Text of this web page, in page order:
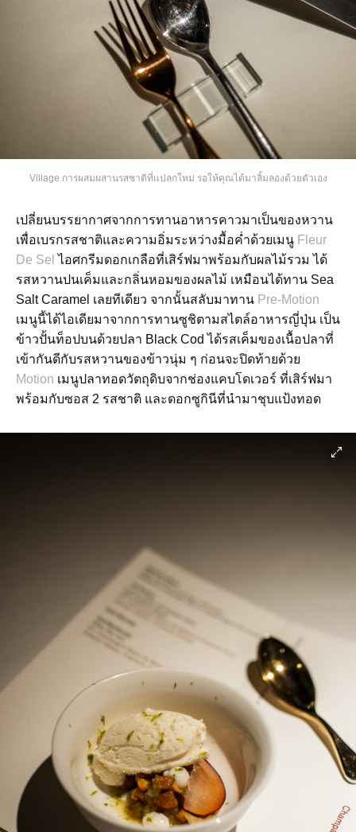
Village การผสมผสานรสชาติที่แปลกใหม่ รอให้คุณได้มาลิ้มลองด้วยตัวเอง
เปลี่ยนบรรยากาศจากการทานอาหารคาวมาเป็นของหวาน
เพื่อเบรกรสชาติและความอิ่มระหว่างมื้อค่ำด้วยเมนู Fleur
De Selไอศกรีมดอกเกลือที่เสิร์ฟมาพร้อมกับผลไม้รวม ได้
รสหวานปนเค็มและกลิ่นหอมของผลไม้ เหมือนได้ทาน Sea
Salt Caramel เลยทีเดียว จากนั้นสลับมาทาน Pre-Motion
เมนูนี้ได้ไอเดียมาจากการทานซูชิตามสไตล์อาหารญี่ปุ่น เป็น
ข้าวปั้นท็อปบนด้วยปลา Black Cod ได้รสเค็มของเนื้อปลาที่
เข้ากันดีกับรสหวานของข้าวนุ่ม ๆ ก่อนจะปิดท้ายด้วย
Motion เมนูปลาทอดวัตถุดิบจากช่องแคบโดเวอร์ ที่เสิร์ฟมา
พร้อมกับซอส 2 รสชาติ และดอกซูกินีที่นำมาชุบแป้งทอด